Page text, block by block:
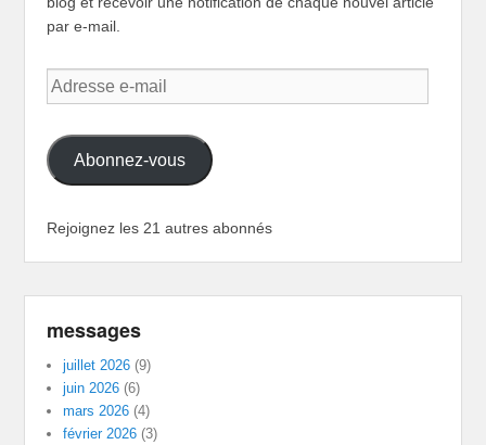
par e-mail.
Adresse
e-
Abonnez-vous
Rejoignez les 21 autres abonnés
messages
juillet 2026 (9)
juin 2026 (6)
mars 2026 (4)
février 2026 (3)